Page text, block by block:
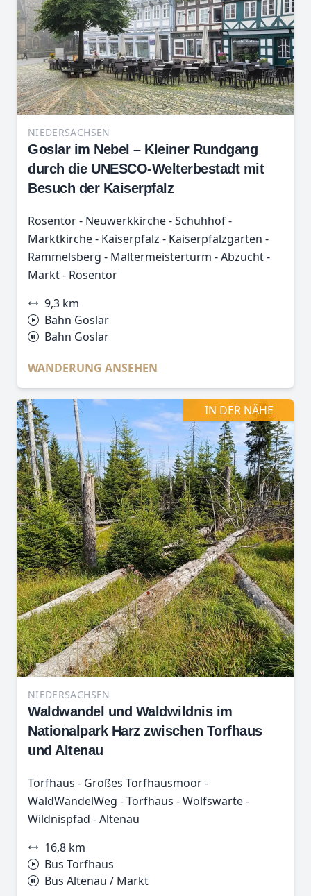
NIEDERSACHSEN
Goslar im Nebel – Kleiner Rundgang
durch die UNESCO-Welterbestadt mit
Besuch der Kaiserpfalz
Rosentor - Neuwerkkirche - Schuhhof -
Marktkirche - Kaiserpfalz - Kaiserpfalzgarten -
Rammelsberg - Maltermeisterturm - Abzucht -
Markt - Rosentor
9,3 km
Bahn Goslar
Bahn Goslar
WANDERUNG ANSEHEN
IN DER NÄHE
NIEDERSACHSEN
Waldwandel und Waldwildnis im
Nationalpark Harz zwischen Torfhaus
und Altenau
Torfhaus - Großes Torfhausmoor -
WaldWandelWeg - Torfhaus - Wolfswarte -
Wildnispfad - Altenau
16,8 km
Bus Torfhaus
Bus Altenau / Markt